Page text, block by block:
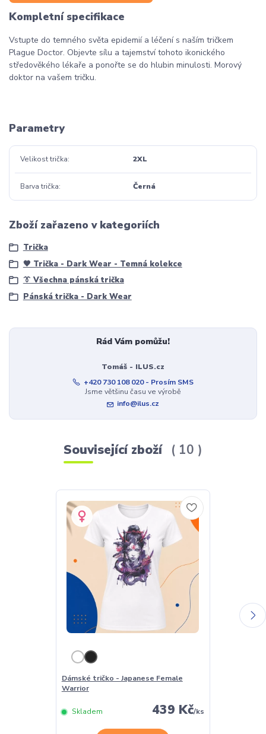
Kompletní specifikace
Vstupte do temného světa epidemií a léčení s naším tričkem
Plague Doctor. Objevte sílu a tajemství tohoto ikonického
středověkého lékaře a ponořte se do hlubin minulosti. Morový
doktor na vašem tričku.
Parametry
Velikost trička 2XL
Barva trička Černá
Zboží zařazeno v kategoriích
Trička
🖤 Trička - Dark Wear - Temná kolekce
👔 Všechna pánská trička
Pánská trička - Dark Wear
Rád Vám pomůžu!
Tomáš - ILUS.cz
+420 730 108 020 - Prosím SMS
Jsme většinu času ve výrobě
info@ilus.cz
Související zboží 10
Dámské tričko - Japanese Female
Warrior
439 Kč/ks
Skladem